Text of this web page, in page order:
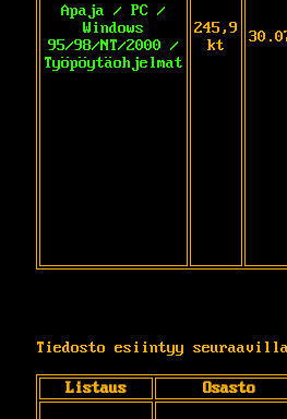
Apaja / PC /
Windows
95/98/NT/2000 /
Työpöytäohjelmat
245,9
kt
Tiedosto esiintyy
Listaus Osasto